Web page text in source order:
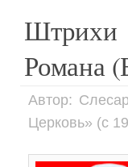
Романа
Автор:
Церковь» (с